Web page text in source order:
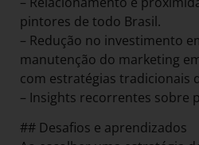
pintores de todo Brasil.
– Redução no investimento
manutenção do marketing
com estratégias tradicionais
– Insights recorrentes sobre
## Desafios e aprendizados